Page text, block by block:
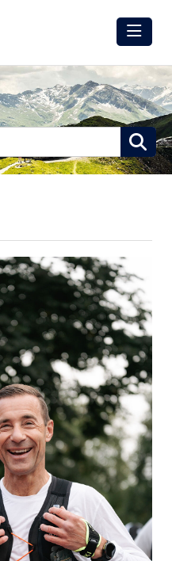
Meldungen
Winter
Media
Gesundheit
Sommer
Winter
Yoga
Pressekontakt